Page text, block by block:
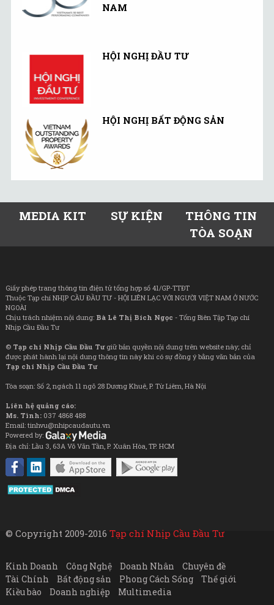
NAM
HỘI NGHỊ ĐẦU TƯ
HỘI NGHỊ BẤT ĐỘNG SẢN
MEDIA KIT SỰ KIỆN
THÔNG TIN
TÒA SOẠN
Giấy phép trang thông tin điện tử tổng hợp số 41/GP-TTĐT
Thuộc Tạp chí NHỊP CẦU ĐẦU TƯ - HỘI LIÊN LẠC VỚI NGƯỜI VIỆT NAM Ở NƯỚC
NGOÀI
Chịu trách nhiệm nội dung: Bà Lê Thị Bích Ngọc - Tổng Biên Tập Tạp chí
Nhịp Cầu Đầu Tư
© Tạp chí Nhịp Cầu Đầu Tưgiữ bản quyền nội dung trên website này; chỉ
được phát hành lại nội dung thông tin này khi có sự đồng ý bằng văn bản của
Tạp chí Nhịp Cầu Đầu Tư
Tòa soạn: Số 2, ngách 11 ngõ 28 Dương Khuê, P. Từ Liêm, Hà Nội
Liên hệ quảng cáo:
Ms. Tình: 037 4868 488
Email: tinhvu@nhipcaudautu.vn
Powered by:
Địa chỉ: Lầu 3, 63A Võ Văn Tần, P. Xuân Hòa, TP. HCM
© Copyright 2009-2016 Tạp chí Nhịp Cầu Đầu Tư
Kinh Doanh Công Nghệ Doanh Nhân
Chuyên đề
Tài Chính
Bất động sản Phong Cách Sống
Thế giới
Kiều bào
Doanh nghiệp Multimedia